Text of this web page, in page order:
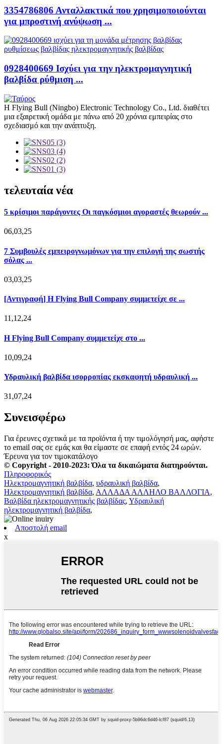
3354786806 Ανταλλακτικά που χρησιμοποιούνται
για μπροστινή ανύψωση ...
0928400669 Ισχύει για την ηλεκτρομαγνητική
βαλβίδα ρύθμιση ...
Η Flying Bull (Ningbo) Electronic Technology Co., Ltd. διαθέτει
μια εξαιρετική ομάδα με πάνω από 20 χρόνια εμπειρίας στο
σχεδιασμό και την ανάπτυξη.
τελευταία νέα
5 κρίσιμοι παράγοντες Οι παγκόσμιοι αγοραστές θεωρούν ...
06,03,25
7 Συμβουλές εμπειρογνωμόνων για την επιλογή της σωστής
σόλας ...
03,03,25
[Αντιγραφή] Η Flying Bull Company συμμετείχε σε ...
11,12,24
Η Flying Bull Company συμμετείχε στο ...
10,09,24
Υδραυλική βαλβίδα ισορροπίας εκσκαφητή υδραυλική ...
31,07,24
Συνεισφέρω
Για έρευνες σχετικά με τα προϊόντα ή την τιμολόγησή μας, αφήστε
το email σας σε εμάς και θα είμαστε σε επαφή εντός 24 ωρών.
Έρευνα για τον τιμοκατάλογο
© Copyright - 2010-2023: Όλα τα δικαιώματα διατηρούνται.
Πληροφορικός
Ηλεκτρομαγνητική βαλβίδα, υδραυλική βαλβίδα,
Ηλεκτρομαγνητική βαλβίδα, ΑΛΛΑΔΑ ΑΛΛΗΛΟ ΒΑΛΛΟΓΙΑ,
Βαλβίδα ηλεκτρομαγνητικής βαλβίδας, Υδραυλική
ηλεκτρομαγνητική βαλβίδα,
Αποστολή email
x